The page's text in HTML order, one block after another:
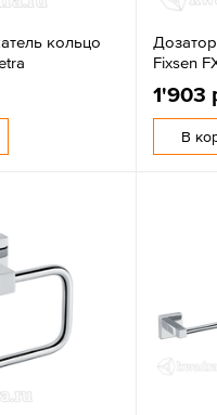
кольцо
Fixsen
1'903
В